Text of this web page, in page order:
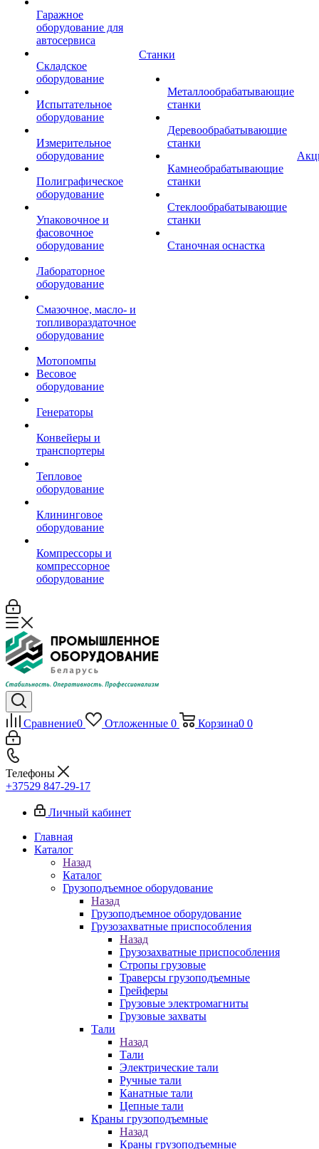
Гаражное
оборудование для
автосервиса
Складское
оборудование
Испытательное
оборудование
Измерительное
оборудование
Полиграфическое
оборудование
Упаковочное и
фасовочное
оборудование
Лабораторное
оборудование
Смазочное, масло- и
топливораздаточное
оборудование
Мотопомпы
Весовое
оборудование
Генераторы
Конвейеры и
транспортеры
Тепловое
оборудование
Клининговое
оборудование
Компрессоры и
компрессорное
оборудование
Станки
Металлообрабатывающие
станки
Деревообрабатывающие
станки
Камнеобрабатывающие
станки
Стеклообрабатывающие
станки
Станочная оснастка
Сравнение0 Отложенные 0 Корзина0 0
Телефоны
+37529 847-29-17‬
Личный кабинет
Главная
Каталог
Назад
Каталог
Грузоподъемное оборудование
Назад
Грузоподъемное оборудование
Грузозахватные приспособления
Назад
Грузозахватные приспособления
Стропы грузовые
Траверсы грузоподъемные
Грейферы
Грузовые электромагниты
Грузовые захваты
Тали
Назад
Тали
Электрические тали
Ручные тали
Канатные тали
Цепные тали
Краны грузоподъемные
Назад
Краны грузоподъемные